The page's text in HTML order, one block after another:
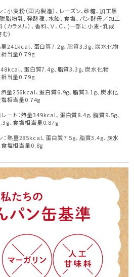
小麦粉（国内製造）、レーズン、砂糖、加工黒
脂粉乳、発酵種、水飴、食塩、パン酵母／加工
カラメル）、香料、Ｖ．Ｃ、(一部に小麦・乳成
む)
量241kcal､蛋白質7.2g､脂質3.3g､炭水化物
当量0.79g
､蛋白質7.4g､脂質3.3g､炭水化物
当量0.79g
熱量256kcal､蛋白質6.9g､脂質3.1g､炭水化
相当量0.74g
レート：熱量349kcal､蛋白質8.4g､脂質9.5g､
､食塩相当量0.87g
：熱量285kcal､蛋白質7.5g､脂質3.4g､炭水
塩相当量0.8g